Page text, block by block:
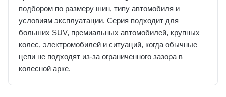
подбором по размеру шин, типу автомобиля и
условиям эксплуатации. Серия подходит для
больших SUV, премиальных автомобилей, крупных
колес, электромобилей и ситуаций, когда обычные
цепи не подходят из-за ограниченного зазора в
колесной арке.